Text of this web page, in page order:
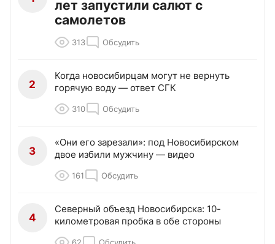
лет запустили салют с
самолетов
313 Обсудить
2
Когда новосибирцам могут не вернуть
горячую воду — ответ СГК
310 Обсудить
3
«Они его зарезали»: под Новосибирском
двое избили мужчину — видео
161 Обсудить
4
Северный объезд Новосибирска: 10-
километровая пробка в обе стороны